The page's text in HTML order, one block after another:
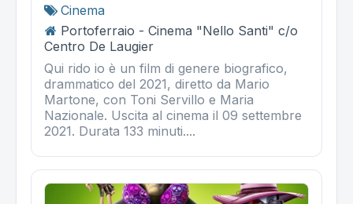
Cinema
Portoferraio - Cinema "Nello Santi" c/o
Centro De Laugier
Qui rido io è un film di genere biografico,
drammatico del 2021, diretto da Mario
Martone, con Toni Servillo e Maria
Nazionale. Uscita al cinema il 09 settembre
2021. Durata 133 minuti....